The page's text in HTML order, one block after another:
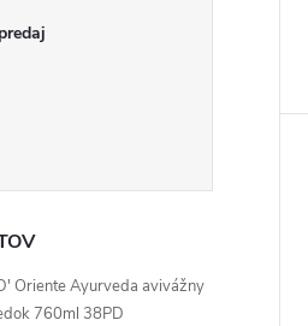
Oriente Ayurveda avivážny
760ml 38PD